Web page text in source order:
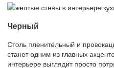
Черный
Столь пленительный и
станет одним из главных
интерьере выглядит просто